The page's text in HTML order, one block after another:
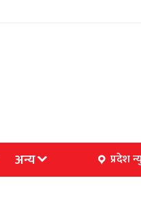
अन्य प्रदेश